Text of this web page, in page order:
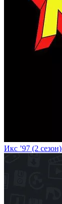
Икс ’97 (2 сезон)